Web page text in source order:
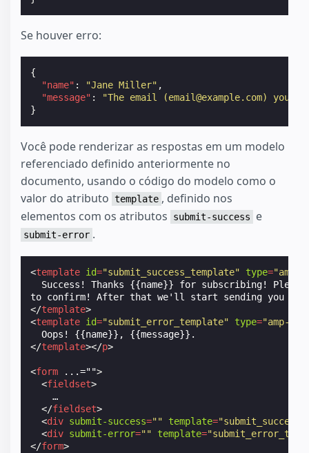
Se houver erro:
{
"name" : "Jane Miller" ,
"message" :
"The email (email@example.com) you
}
Você pode renderizar as respostas em um modelo
referenciado definido anteriormente no
documento, usando o código do modelo como o
valor do atributo template , definido nos
elementos com os atributos
submit-success e
submit-error .
<template id="submit_success_template" type="amp-
Success! Thanks {{name}} for subscribing!
to confirm! After that we'll start sending you
</template>
<template id="submit_error_template" type="amp-
</template></p>
<form ...="">
<fieldset>
    …
</fieldset>
<div submit-success="" template=
<div submit-error="" template=
</form>